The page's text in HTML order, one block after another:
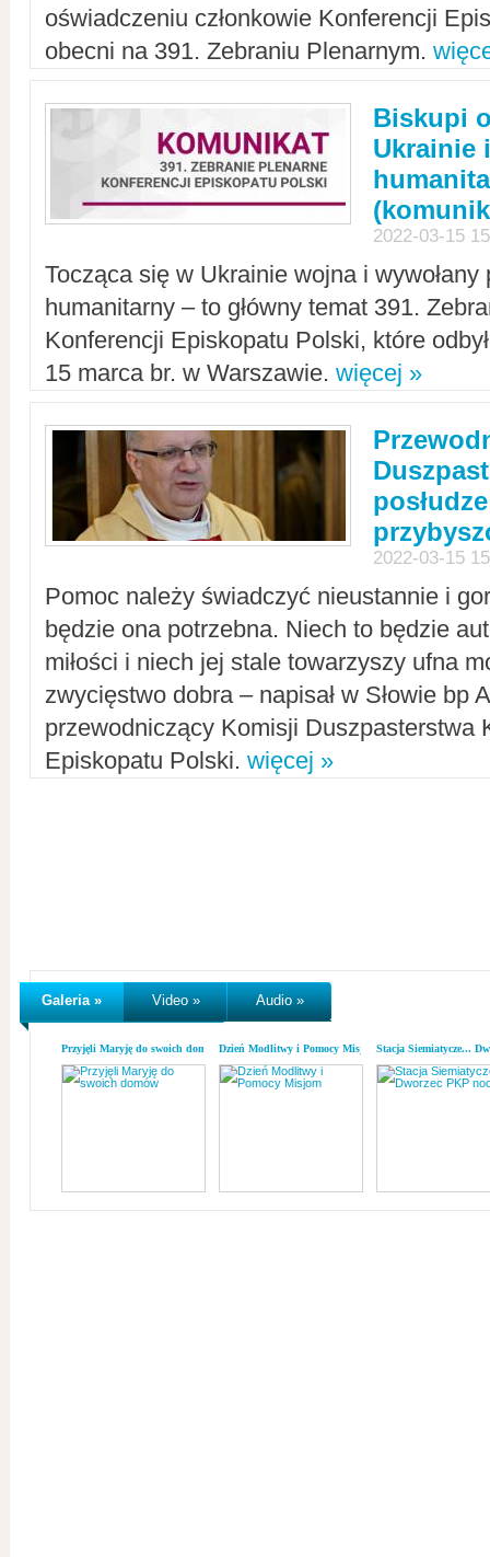
oświadczeniu członkowie Konferencji
obecni na 391. Zebraniu Plenarnym.
Biskupi
Ukrainie
2022-03-15
Tocząca się w Ukrainie wojna i
humanitarny – to główny temat 391.
Konferencji Episkopatu Polski, które
15 marca br. w Warszawie. więcej »
2022-03-15
Pomoc należy świadczyć nieustannie i
będzie ona potrzebna. Niech to będzie
miłości i niech jej stale towarzyszy ufna
zwycięstwo dobra – napisał w Słowie bp
przewodniczący Komisji Duszpasterstwa
Episkopatu Polski. więcej »
Galeria » Video » Audio »
Przyjęli Maryję do swoich domówDzień Modlitwy i Pomocy MisjomStacja Siemiatycze...